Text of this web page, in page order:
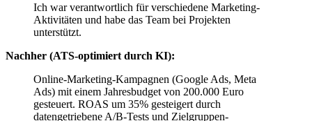
Ich war verantwortlich für verschiedene Marketing-
Aktivitäten und habe das Team bei Projekten
unterstützt.
Nachher (ATS-optimiert durch KI):
Online-Marketing-Kampagnen (Google Ads, Meta
Ads) mit einem Jahresbudget von 200.000 Euro
gesteuert. ROAS um 35% gesteigert durch
datengetriebene A/B-Tests und Zielgruppen-